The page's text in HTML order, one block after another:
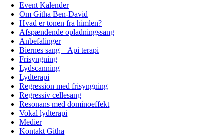
Event Kalender
Om Githa Ben-David
Hvad er tonen fra himlen?
Afspændende opladningssang
Anbefalinger
Biernes sang – Api terapi
Frisyngning
Lydscanning
Lydterapi
Regression med frisyngning
Regressiv cellesang
Resonans med dominoeffekt
Vokal lydterapi
Medier
Kontakt Githa